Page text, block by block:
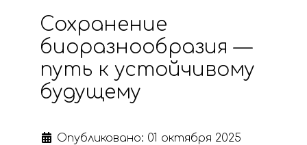
Сохранение
биоразнообразия —
путь к устойчивому
будущему
Опубликовано: 01 октября 2025